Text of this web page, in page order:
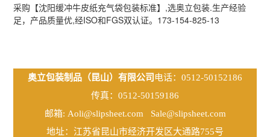
采购【沈阳缓冲牛皮纸充气袋包装标准】,选奥立包装.生产经验
足，产品质量优,经ISO和FGS双认证。173-154-825-13
奥立包装制品（昆山）有限公司 电话：0512-50152186
传真：0512-50159186
邮箱: Aoli@slipsheet.com
Sale@slipsheet.com
地址：江苏省昆山市经济开发区大通路755号